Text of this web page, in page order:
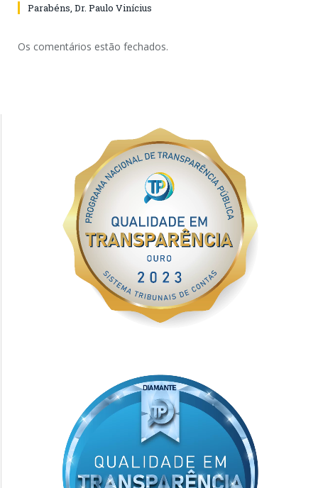
Parabéns, Dr. Paulo Vinícius
Os comentários estão fechados.